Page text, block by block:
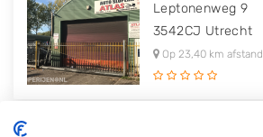
Leptonenweg 9
3542CJ Utrecht
Op 23,40 km afstand